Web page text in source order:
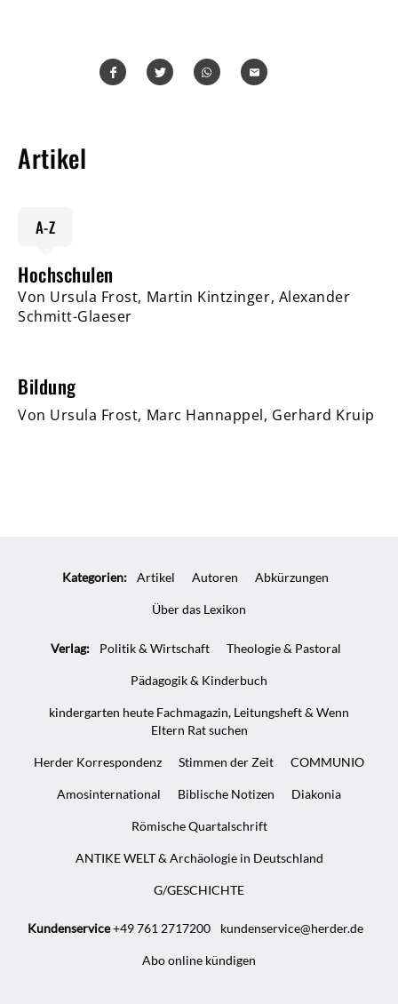
Artikel
A-Z
Hochschulen
Von Ursula Frost, Martin Kintzinger, Alexander
Schmitt-Glaeser
Bildung
Von Ursula Frost, Marc Hannappel, Gerhard Kruip
Kategorien: Artikel Autoren Abkürzungen
Über das Lexikon
Verlag: Politik & Wirtschaft Theologie & Pastoral
Pädagogik & Kinderbuch
kindergarten heute Fachmagazin, Leitungsheft & Wenn
Eltern Rat suchen
Herder Korrespondenz Stimmen der Zeit COMMUNIO
Amosinternational Biblische Notizen Diakonia
Römische Quartalschrift
ANTIKE WELT & Archäologie in Deutschland
G/GESCHICHTE
Kundenservice+49 761 2717200 kundenservice@herder.de
Abo online kündigen